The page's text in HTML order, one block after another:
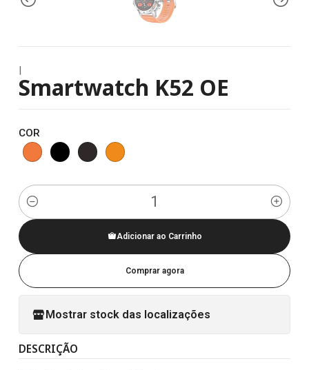
|
Smartwatch K52 OE
COR
Quantidade
Adicionar ao Carrinho
Comprar agora
Mostrar stock das localizações
DESCRIÇÃO